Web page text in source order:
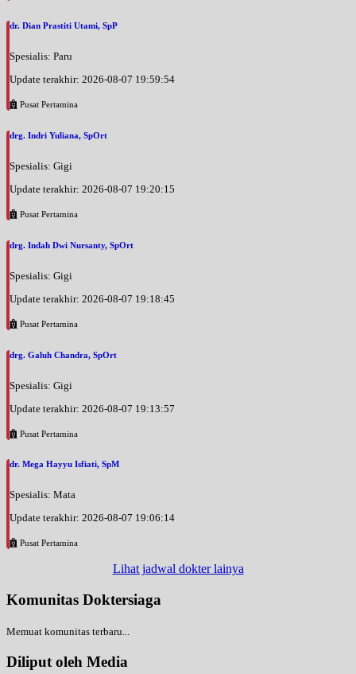
dr. Dian Prastiti Utami, SpP
Spesialis: Paru
Update terakhir: 2026-08-07 19:59:54
Pusat Pertamina
drg. Indri Yuliana, SpOrt
Spesialis: Gigi
Update terakhir: 2026-08-07 19:20:15
Pusat Pertamina
drg. Indah Dwi Nursanty, SpOrt
Spesialis: Gigi
Update terakhir: 2026-08-07 19:18:45
Pusat Pertamina
drg. Galuh Chandra, SpOrt
Spesialis: Gigi
Update terakhir: 2026-08-07 19:13:57
Pusat Pertamina
dr. Mega Hayyu Isfiati, SpM
Spesialis: Mata
Update terakhir: 2026-08-07 19:06:14
Pusat Pertamina
Lihat jadwal dokter lainya
Komunitas Doktersiaga
Memuat komunitas terbaru...
Diliput oleh Media